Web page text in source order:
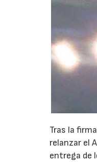
Tras la
relanzar el
entrega de